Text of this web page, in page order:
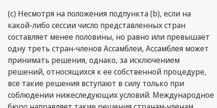
(c) Несмотря на положения подпункта (b), если на
какой-либо сессии число представленных стран
составляет менее половины, но равно или превышает
одну треть стран-членов Ассамблеи, Ассамблея может
принимать решения, однако, за исключением
решений, относящихся к ее собственной процедуре,
все такие решения вступают в силу только при
соблюдении нижеследующих условий. Международное